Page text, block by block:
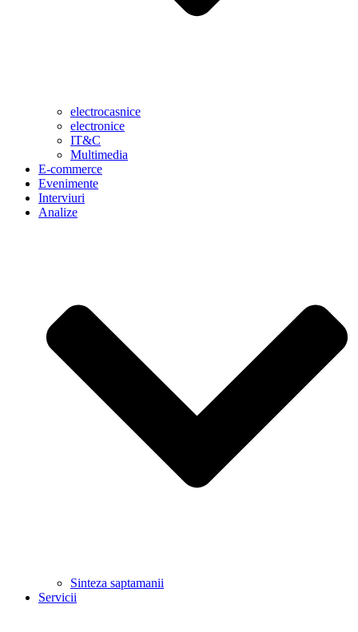
electrocasnice
electronice
IT&C
Multimedia
E-commerce
Evenimente
Interviuri
Analize
Sinteza saptamanii
Servicii